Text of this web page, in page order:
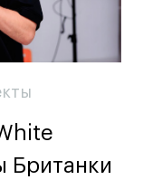
Британки